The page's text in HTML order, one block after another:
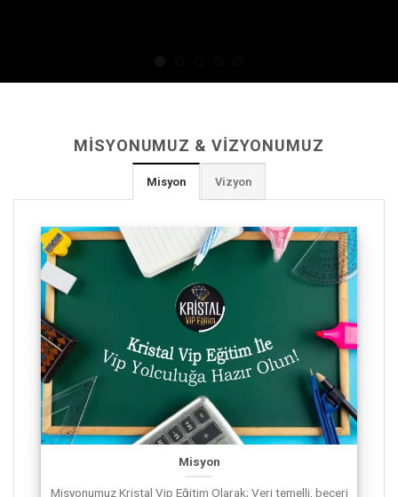
MISYONUMUZ & VIZYONUMUZ
Misyon Vizyon
Misyon
Misyonumuz Kristal Vip Eğitim Olarak; Veri temelli, beceri